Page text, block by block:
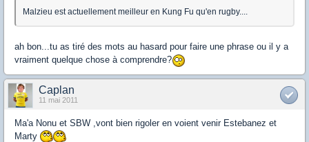
Malzieu est actuellement meilleur en Kung Fu qu'en rugby....
ah bon...tu as tiré des mots au hasard pour faire une phrase ou il y a
vraiment quelque chose à comprendre?
Caplan
11 mai 2011
Ma'a Nonu et SBW ,vont bien rigoler en voient venir Estebanez et
Marty